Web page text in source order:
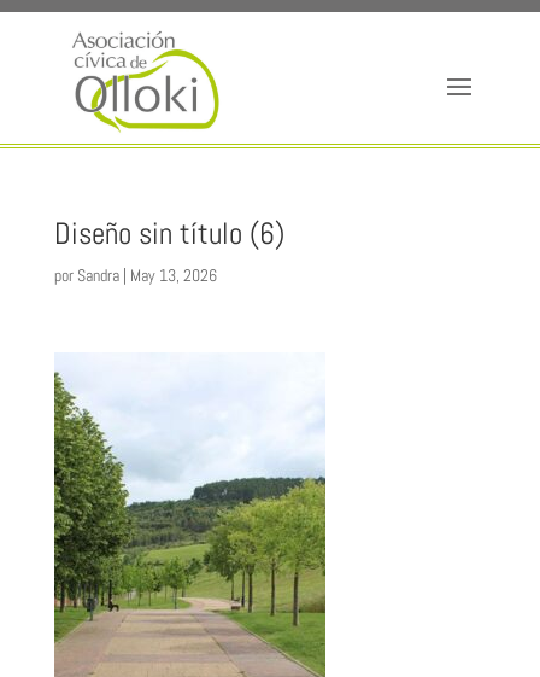
Diseño sin título (6)
por Sandra| May 13, 2026